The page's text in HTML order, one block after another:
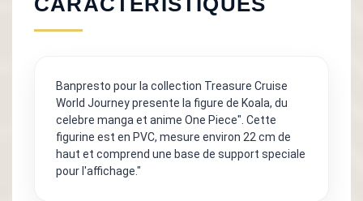
Banpresto pour la collection Treasure Cruise
World Journey presente la figure de Koala, du
celebre manga et anime One Piece". Cette
figurine est en PVC, mesure environ 22 cm de
haut et comprend une base de support speciale
pour l'affichage."